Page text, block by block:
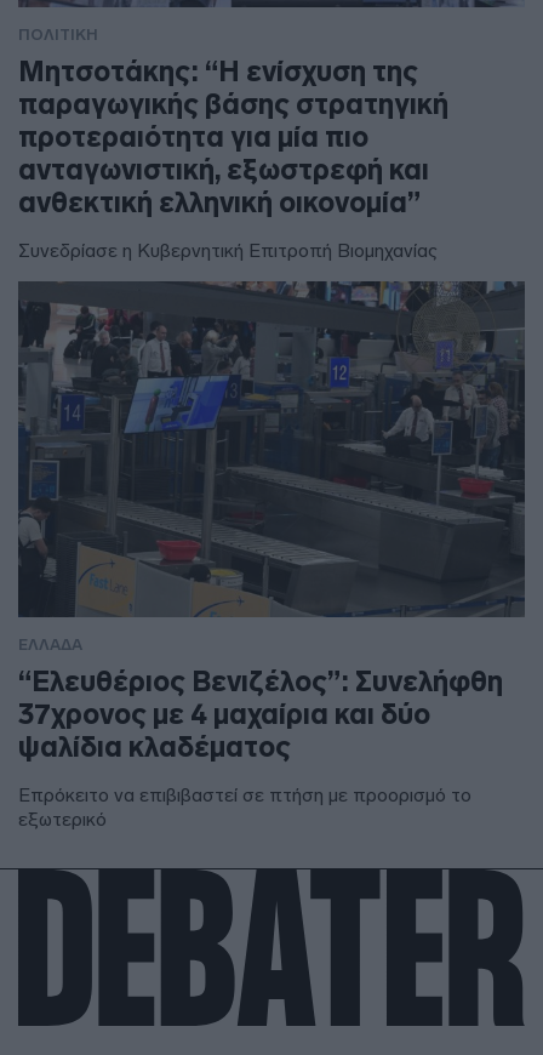
ΠΟΛΙΤΙΚΗ
Μητσοτάκης: “Η ενίσχυση της
παραγωγικής βάσης στρατηγική
προτεραιότητα για μία πιο
ανταγωνιστική, εξωστρεφή και
ανθεκτική ελληνική οικονομία”
Συνεδρίασε η Κυβερνητική Επιτροπή Βιομηχανίας
ΕΛΛΑΔΑ
“Ελευθέριος Βενιζέλος”: Συνελήφθη
37χρονος με 4 μαχαίρια και δύο
ψαλίδια κλαδέματος
Επρόκειτο να επιβιβαστεί σε πτήση με προορισμό το
εξωτερικό